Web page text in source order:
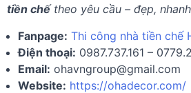
tiền chếtheo yêu cầu – đẹp,
Fanpage: Thi công nhà tiền chế
Điện thoại: 0987.737.161 –
Email: ohavngroup@gmail.com
Website: https://ohadecor.com/